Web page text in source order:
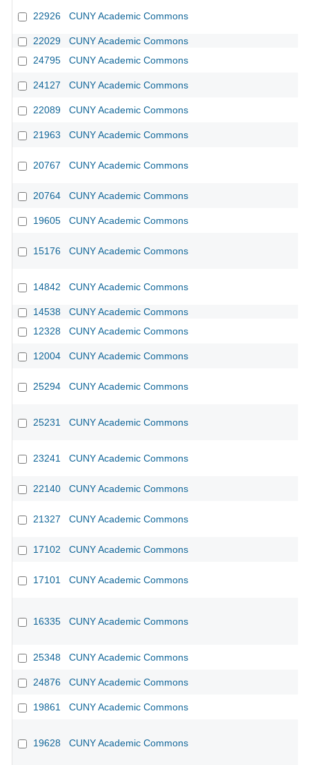
22926 CUNY Academic Commons
22029
CUNY Academic Commons
24795
CUNY Academic Commons
24127 CUNY Academic Commons
22089 CUNY Academic Commons
21963 CUNY Academic Commons
20767 CUNY Academic Commons
20764 CUNY Academic Commons
19605 CUNY Academic Commons
15176 CUNY Academic Commons
14842 CUNY Academic Commons
14538 CUNY Academic Commons
12328
CUNY Academic Commons
12004 CUNY Academic Commons
25294 CUNY Academic Commons
25231 CUNY Academic Commons
23241 CUNY Academic Commons
22140 CUNY Academic Commons
21327 CUNY Academic Commons
17102 CUNY Academic Commons
17101 CUNY Academic Commons
16335 CUNY Academic Commons
25348 CUNY Academic Commons
24876 CUNY Academic Commons
19861 CUNY Academic Commons
19628 CUNY Academic Commons